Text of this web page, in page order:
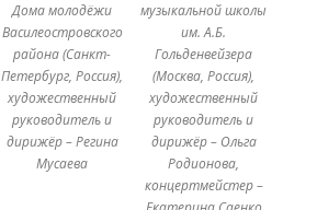
Дома молодёжи
Василеостровского
района (Санкт-
Петербург, Россия),
художественный
руководитель и
дирижёр – Регина
Мусаева
музыкальной школы
им. А.Б.
Гольденвейзера
(Москва, Россия),
художественный
руководитель и
дирижёр – Ольга
Родионова,
концертмейстер –